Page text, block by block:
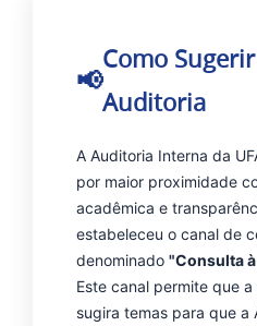
Como
Auditoria
A Auditoria Interna da
por maior proximidade
acadêmica e
estabeleceu o canal de
denominado "Consulta
Este canal permite que
sugira temas para que a